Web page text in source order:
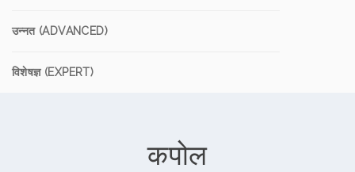
उन्नत (ADVANCED)
विशेषज्ञ (EXPERT)
कपोल